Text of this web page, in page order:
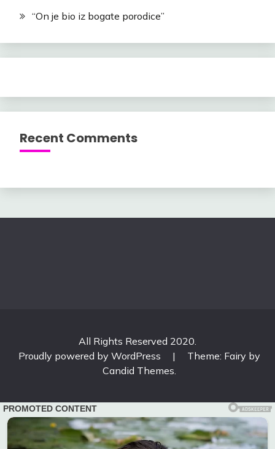
“On je bio iz bogate porodice”
Recent Comments
All Rights Reserved 2020.
Proudly powered by WordPress
|
Theme: Fairy by
Candid Themes